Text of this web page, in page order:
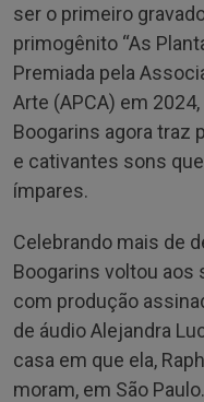
ser o primeiro
primogênito “As
Premiada pela
Arte (APCA) em 2024,
Boogarins agora traz
e cativantes sons
ímpares.
Celebrando mais de
Boogarins voltou
com produção
de áudio Alejandra
casa em que ela,
moram, em São